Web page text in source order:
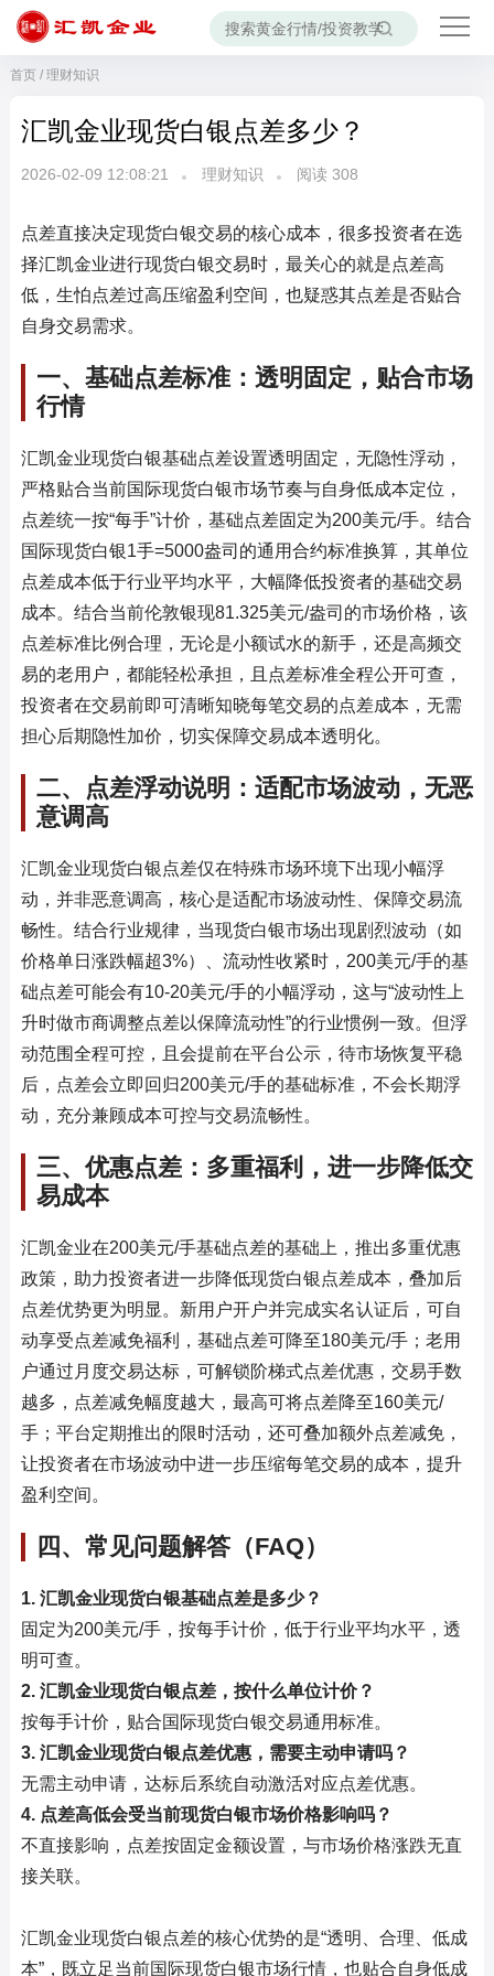
首页/ 理财知识
汇凯金业现货白银点差多少？
2026-02-09 12:08:21 理财知识 阅读 308
点差直接决定现货白银交易的核心成本，很多投资者在选
择汇凯金业进行现货白银交易时，最关心的就是点差高
低，生怕点差过高压缩盈利空间，也疑惑其点差是否贴合
自身交易需求。
一、基础点差标准：透明固定，贴合市场
行情
汇凯金业现货白银基础点差设置透明固定，无隐性浮动，
严格贴合当前国际现货白银市场节奏与自身低成本定位，
点差统一按“每手”计价，基础点差固定为200美元/手。结合
国际现货白银1手=5000盎司的通用合约标准换算，其单位
点差成本低于行业平均水平，大幅降低投资者的基础交易
成本。结合当前伦敦银现81.325美元/盎司的市场价格，该
点差标准比例合理，无论是小额试水的新手，还是高频交
易的老用户，都能轻松承担，且点差标准全程公开可查，
投资者在交易前即可清晰知晓每笔交易的点差成本，无需
担心后期隐性加价，切实保障交易成本透明化。
二、点差浮动说明：适配市场波动，无恶
意调高
汇凯金业现货白银点差仅在特殊市场环境下出现小幅浮
动，并非恶意调高，核心是适配市场波动性、保障交易流
畅性。结合行业规律，当现货白银市场出现剧烈波动（如
价格单日涨跌幅超3%）、流动性收紧时，200美元/手的基
础点差可能会有10-20美元/手的小幅浮动，这与“波动性上
升时做市商调整点差以保障流动性”的行业惯例一致。但浮
动范围全程可控，且会提前在平台公示，待市场恢复平稳
后，点差会立即回归200美元/手的基础标准，不会长期浮
动，充分兼顾成本可控与交易流畅性。
三、优惠点差：多重福利，进一步降低交
易成本
汇凯金业在200美元/手基础点差的基础上，推出多重优惠
政策，助力投资者进一步降低现货白银点差成本，叠加后
点差优势更为明显。新用户开户并完成实名认证后，可自
动享受点差减免福利，基础点差可降至180美元/手；老用
户通过月度交易达标，可解锁阶梯式点差优惠，交易手数
越多，点差减免幅度越大，最高可将点差降至160美元/
手；平台定期推出的限时活动，还可叠加额外点差减免，
让投资者在市场波动中进一步压缩每笔交易的成本，提升
盈利空间。
四、常见问题解答（FAQ）
1. 汇凯金业现货白银基础点差是多少？
固定为200美元/手，按每手计价，低于行业平均水平，透
明可查。
2. 汇凯金业现货白银点差，按什么单位计价？
按每手计价，贴合国际现货白银交易通用标准。
3. 汇凯金业现货白银点差优惠，需要主动申请吗？
无需主动申请，达标后系统自动激活对应点差优惠。
4. 点差高低会受当前现货白银市场价格影响吗？
不直接影响，点差按固定金额设置，与市场价格涨跌无直
接关联。
汇凯金业现货白银点差的核心优势的是“透明、合理、低成
本”，既立足当前国际现货白银市场行情，也贴合自身低成